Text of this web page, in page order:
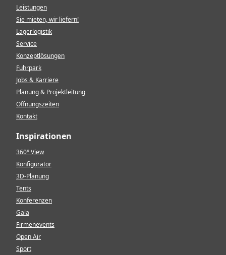
Leistungen
Sie mieten, wir liefern!
Lagerlogistik
Service
Konzeptlösungen
Fuhrpark
Jobs & Karriere
Planung & Projektleitung
Öffnungszeiten
Kontakt
Inspirationen
360° View
Konfigurator
3D-Planung
Tents
Konferenzen
Gala
Firmenevents
Open Air
Sport